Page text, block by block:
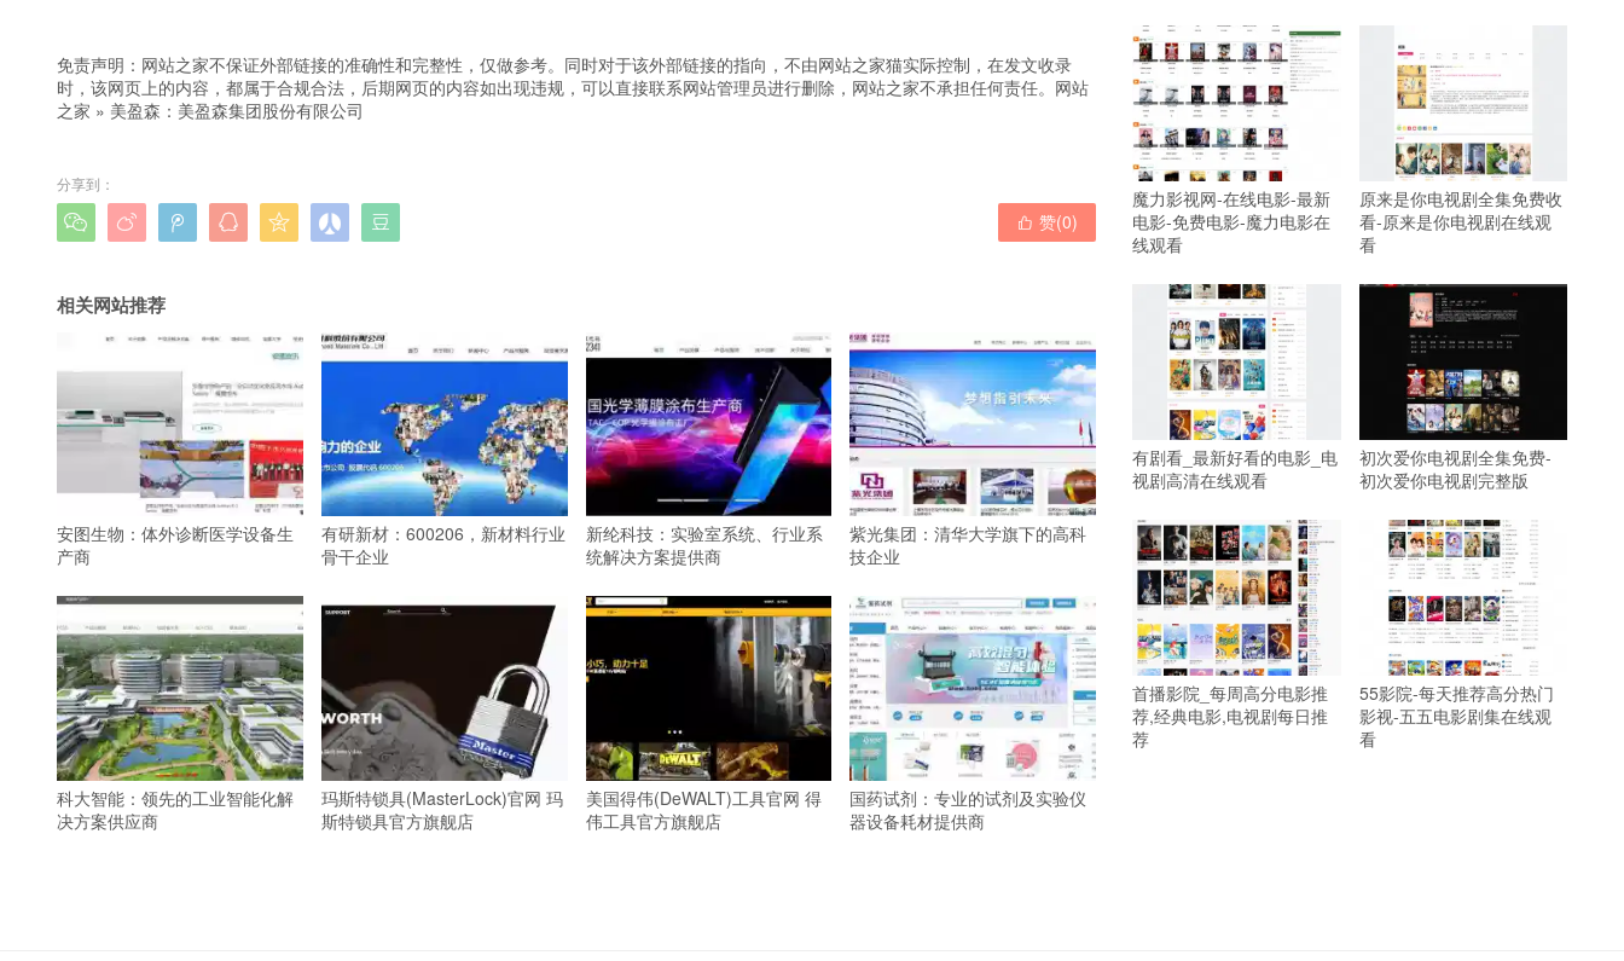
免责声明：网站之家不保证外部链接的准确性和完整性，仅做参考。同时对于该外部链接的指向，不由网站之家猫实际控制，在发文收录
时，该网页上的内容，都属于合规合法，后期网页的内容如出现违规，可以直接联系网站管理员进行删除，网站之家不承担任何责任。 网站
之家 » 美盈森：美盈森集团股份有限公司
分享到：
        赞(0)
相关网站推荐
安图生物：体外诊断医学设备生
产商
有研新材：600206，新材料行业
骨干企业
新纶科技：实验室系统、行业系
统解决方案提供商
紫光集团：清华大学旗下的高科
技企业
科大智能：领先的工业智能化解
决方案供应商
玛斯特锁具(MasterLock)官网 玛
斯特锁具官方旗舰店
美国得伟(DeWALT)工具官网 得
伟工具官方旗舰店
国药试剂：专业的试剂及实验仪
器设备耗材提供商
魔力影视网-在线电影-最新
电影-免费电影-魔力电影在
线观看
原来是你电视剧全集免费收
看-原来是你电视剧在线观
看
有剧看_最新好看的电影_电
视剧高清在线观看
初次爱你电视剧全集免费-
初次爱你电视剧完整版
首播影院_每周高分电影推
荐,经典电影,电视剧每日推
荐
55影院-每天推荐高分热门
影视-五五电影剧集在线观
看